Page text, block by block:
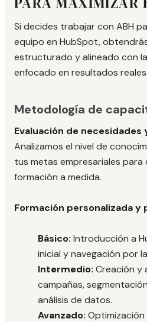
Si decides trabajar con ABH
equipo en HubSpot,
estructurado y alineado con
enfocado en resultados reales.
Metodología de
Evaluación de necesidades
Analizamos el nivel de
tus metas empresariales para
formación a medida.
Formación personalizada y
Básico: Introducción a
inicial y navegación por
Intermedio: Creación y
campañas,
análisis de datos.
Avanzado: